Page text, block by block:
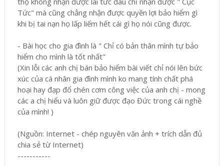
Tức" mà cũng chẳng nhận được quyền lợi bảo hiểm gì
khi bị tai nạn họ lấp liếm hết cái gì họ nói cũng được.
- Bài học cho gia đình là " Chỉ có bản thân mình tự bảo
hiểm cho mình là tốt nhất"
(Xin lỗi các anh chị bán bảo hiểm bài viết chỉ nói lên bức
xúc của cá nhân gia đình mình ko mang tính chất phá
hoại hay đạp đổ chén cơm công việc của anh chị - mong
các a chị hiểu và luôn giữ được đạo Đức trong cái nghề
của mình! )
(Nguồn: Internet - chép nguyên văn ảnh + trích dẫn đủ
chia sẻ từ Internet)
-----------